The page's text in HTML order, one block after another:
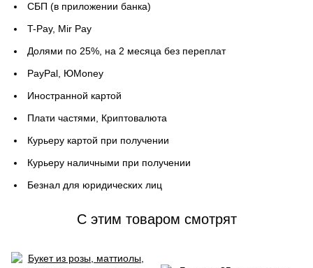
СБП (в приложении банка)
T-Pay, Mir Pay
Долями по 25%, на 2 месяца без переплат
PayPal, ЮMoney
Иностранной картой
Плати частями, Криптовалюта
Курьеру картой при получении
Курьеру наличными при получении
Безнал для юридических лиц
C этим товаром смотрят